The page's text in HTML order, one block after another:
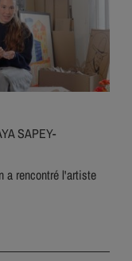
SAPEY-
a rencontré l'artiste